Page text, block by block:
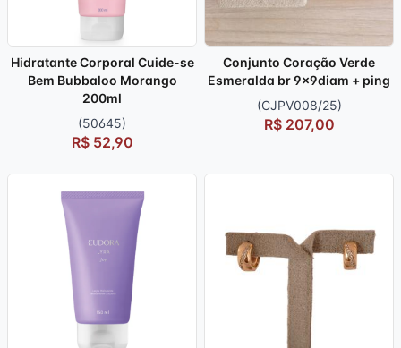
Hidratante Corporal Cuide-se
Bem Bubbaloo Morango
200ml
(50645)
R$ 52,90
Conjunto Coração Verde
Esmeralda br 9x9diam + ping
(CJPV008/25)
R$ 207,00